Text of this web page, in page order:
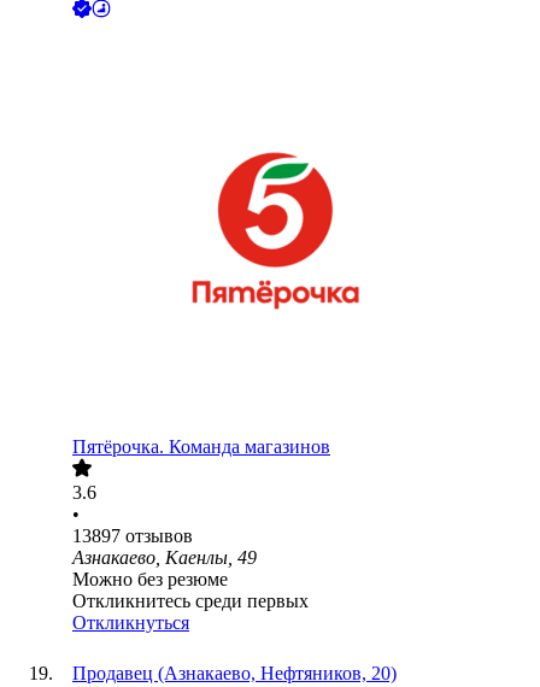
Пятёрочка. Команда магазинов
3.6
•
13897 отзывов
Азнакаево, Каенлы, 49
Можно без резюме
Откликнитесь среди первых
Откликнуться
Продавец (Азнакаево, Нефтяников, 20)